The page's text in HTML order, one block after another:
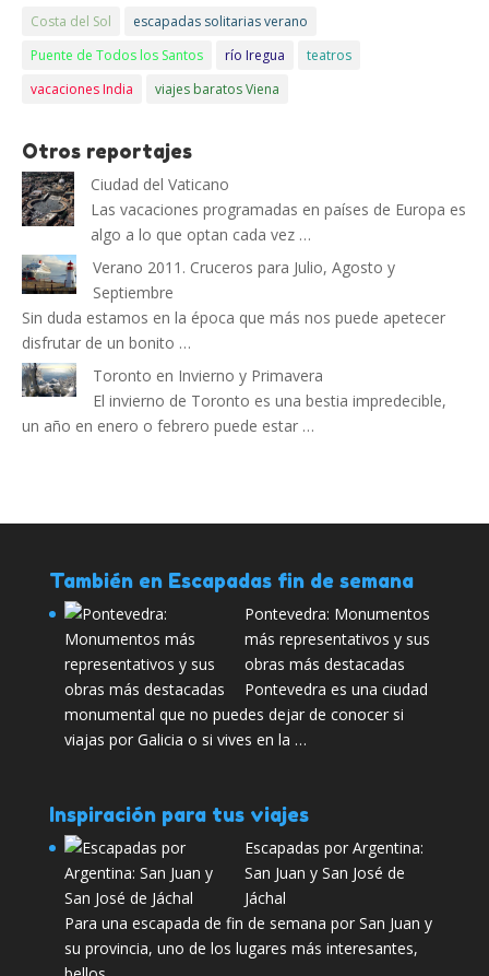
Costa del Sol
escapadas solitarias verano
Puente de Todos los Santos
río Iregua
teatros
vacaciones India
viajes baratos Viena
Otros reportajes
Ciudad del Vaticano
Las vacaciones programadas en países de Europa es
algo a lo que optan cada vez …
Verano 2011. Cruceros para Julio, Agosto y
Septiembre
Sin duda estamos en la época que más nos puede apetecer
disfrutar de un bonito …
Toronto en Invierno y Primavera
El invierno de Toronto es una bestia impredecible,
un año en enero o febrero puede estar …
También en Escapadas fin de semana
Pontevedra: Monumentos
más representativos y sus
obras más destacadas
Pontevedra es una ciudad
monumental que no puedes dejar de conocer si
viajas por Galicia o si vives en la …
Inspiración para tus viajes
Escapadas por Argentina:
San Juan y San José de
Jáchal
Para una escapada de fin de semana por San Juan y
su provincia, uno de los lugares más interesantes,